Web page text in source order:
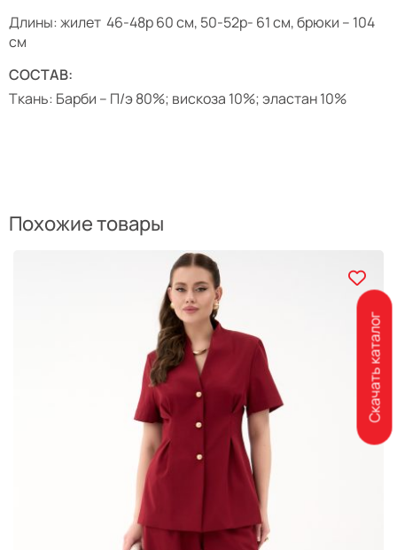
Длины: жилет 46-48р 60 см, 50-52р- 61 см, брюки – 104
см
СОСТАВ:
Ткань: Барби – П/э 80%; вискоза 10%; эластан 10%
Похожие товары
Скачать каталог